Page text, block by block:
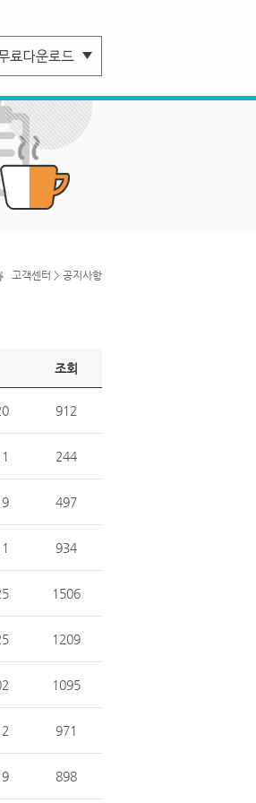
고객센터 > 공지사항
조회
912
244
497
934
1506
1209
1095
971
898